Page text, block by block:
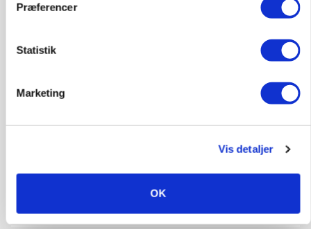
Præferencer
Statistik
Marketing
Vis detaljer
OK
Fredning binder landmands jord – kommunen
mangler stadig plejeplan